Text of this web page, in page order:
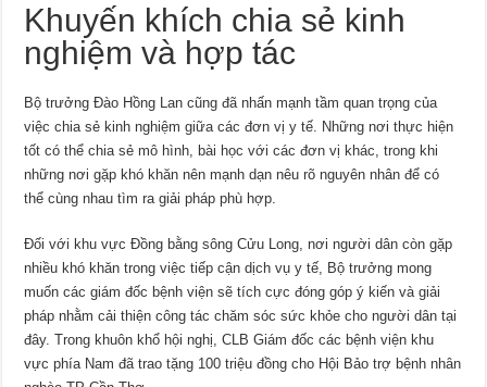
Khuyến khích chia sẻ kinh
nghiệm và hợp tác
Bộ trưởng Đào Hồng Lan cũng đã nhấn mạnh tầm quan trọng của
việc chia sẻ kinh nghiệm giữa các đơn vị y tế. Những nơi thực hiện
tốt có thể chia sẻ mô hình, bài học với các đơn vị khác, trong khi
những nơi gặp khó khăn nên mạnh dạn nêu rõ nguyên nhân để có
thể cùng nhau tìm ra giải pháp phù hợp.
Đối với khu vực Đồng bằng sông Cửu Long, nơi người dân còn gặp
nhiều khó khăn trong việc tiếp cận dịch vụ y tế, Bộ trưởng mong
muốn các giám đốc bệnh viện sẽ tích cực đóng góp ý kiến và giải
pháp nhằm cải thiện công tác chăm sóc sức khỏe cho người dân tại
đây. Trong khuôn khổ hội nghị, CLB Giám đốc các bệnh viện khu
vực phía Nam đã trao tặng 100 triệu đồng cho Hội Bảo trợ bệnh nhân